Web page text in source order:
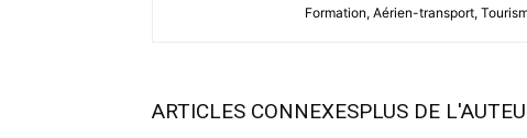
Formation, Aérien-transport,
ARTICLES CONNEXESPLUS DE